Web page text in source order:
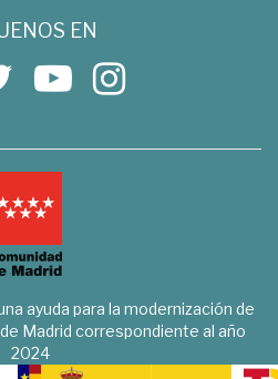
EN
ayuda para la modernización de
Madrid correspondiente al año
2024